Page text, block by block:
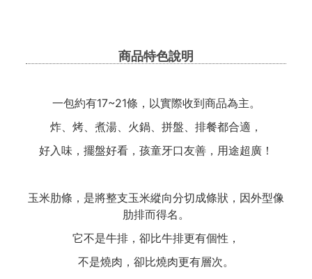
商品特色說明
一包約有17~21條，以實際收到商品為主。
炸、烤、煮湯、火鍋、拼盤、排餐都合適，
好入味，擺盤好看，孩童牙口友善，用途超廣！
玉米肋條，是將整支玉米縱向分切成條狀，因外型像
肋排而得名。
它不是牛排，卻比牛排更有個性，
不是燒肉，卻比燒肉更有層次。